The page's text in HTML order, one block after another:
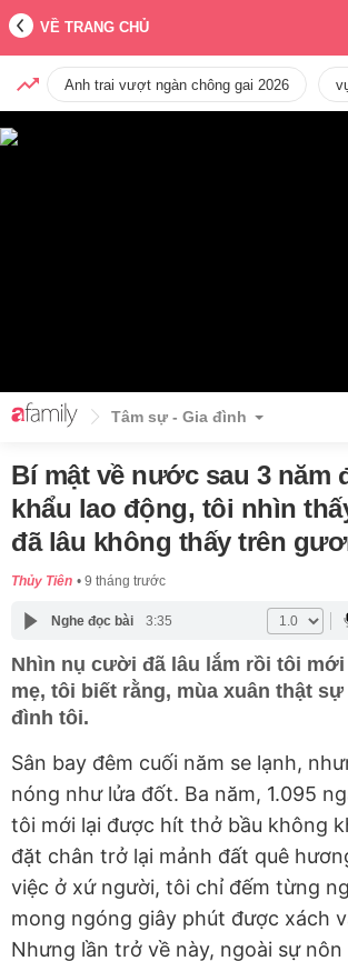
VỀ TRANG CHỦ
Anh trai vượt ngàn chông gai 2026
Tâm sự - Gia đình
Bí mật về nước sau 3 năm
khẩu lao động, tôi nhìn
đã lâu không thấy trên
Thủy Tiên 9 tháng trước
Nghe đọc bài 3:35
Nhìn nụ cười đã lâu lắm rồi tôi
mẹ, tôi biết rằng, mùa xuân thật
đình tôi.
Sân bay đêm cuối năm se lạnh,
nóng như lửa đốt. Ba năm, 1.095
tôi mới lại được hít thở bầu không
đặt chân trở lại mảnh đất quê
việc ở xứ người, tôi chỉ đếm từng
mong ngóng giây phút được xách
Nhưng lần trở về này, ngoài sự